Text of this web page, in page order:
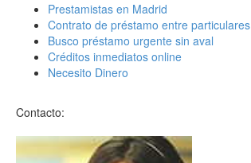
Prestamistas en Madrid
Contrato de préstamo entre particulares
Busco préstamo urgente sin aval
Créditos inmediatos online
Necesito Dinero
Contacto: